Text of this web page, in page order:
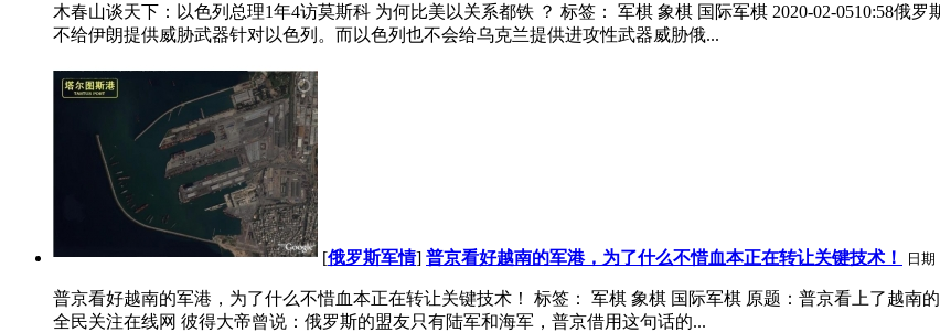
木春山谈天下：以色列总理1年4访莫斯科 为何比美以关系都铁 ？ 标签： 军棋 象棋 国际军棋 2020-02-0510:58俄
不给伊朗提供威胁武器针对以色列。而以色列也不会给乌克兰提供进攻性武器威胁俄...
[俄罗斯军情] 普京看好越南的军港，为了什么不惜血本正在转让关键技术！ 日期
普京看好越南的军港，为了什么不惜血本正在转让关键技术！ 标签： 军棋 象棋 国际军棋 原题：普京看上了越南
全民关注在线网 彼得大帝曾说：俄罗斯的盟友只有陆军和海军，普京借用这句话的...